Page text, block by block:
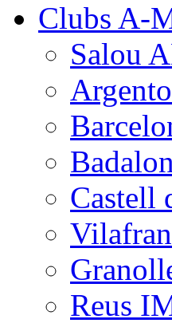
Clubs A-
Salou
Castell
Reus